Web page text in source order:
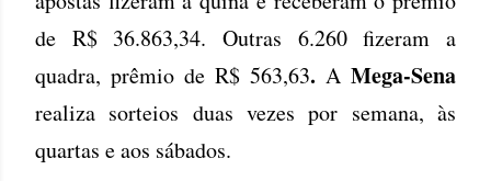
de R$ 36.863,34. Outras 6.260 fizeram a
quadra, prêmio de R$ 563,63. A Mega-Sena
realiza sorteios duas vezes por semana, às
quartas e aos sábados.